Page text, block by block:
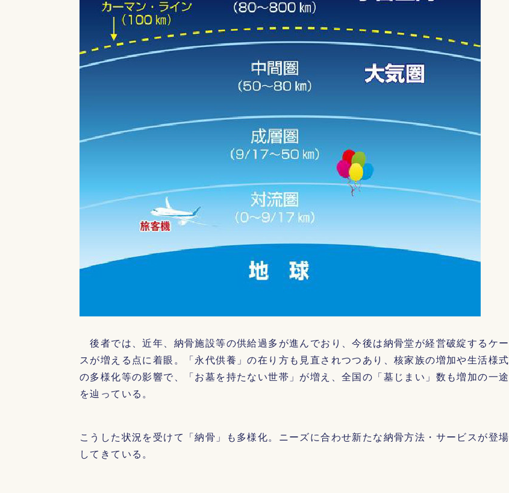
後者では、近年、納骨施設等の供給過多が進んでおり、今後は納骨堂が経営破綻するケー
スが増える点に着眼。「永代供養」の在り方も見直されつつあり、核家族の増加や生活様式
の多様化等の影響で、「お墓を持たない世帯」が増え、全国の「墓じまい」数も増加の一途
を辿っている。
こうした状況を受けて「納骨」も多様化。ニーズに合わせ新たな納骨方法・サービスが登場
してきている。